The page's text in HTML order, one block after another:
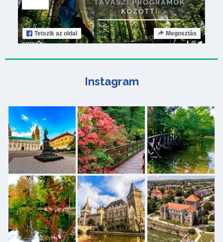
Tetszik az oldal Megosztás
Instagram